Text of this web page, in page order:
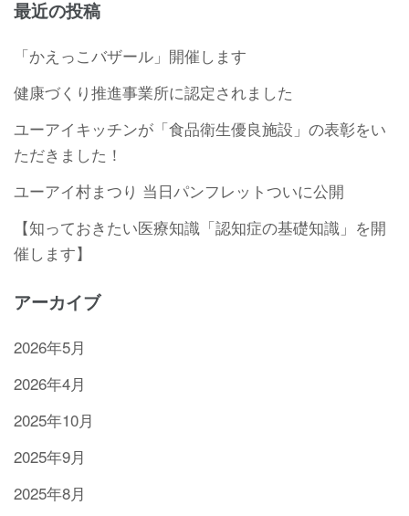
最近の投稿
「かえっこバザール」開催します
健康づくり推進事業所に認定されました
ユーアイキッチンが「食品衛生優良施設」の表彰をい
ただきました！
ユーアイ村まつり 当日パンフレットついに公開
【知っておきたい医療知識「認知症の基礎知識」を開
催します】
アーカイブ
2026年5月
2026年4月
2025年10月
2025年9月
2025年8月